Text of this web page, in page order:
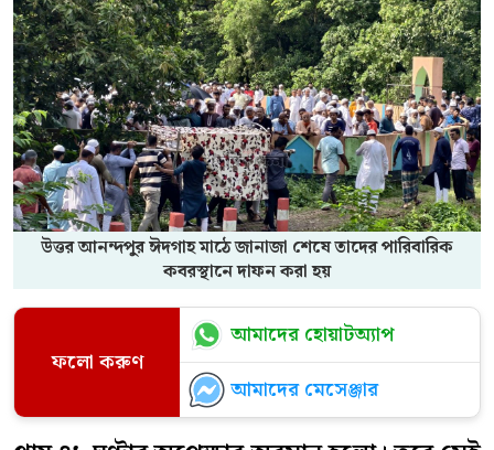
উত্তর আনন্দপুর ঈদগাহ মাঠে জানাজা শেষে তাদের পারিবারিক
কবরস্থানে দাফন করা হয়
ফলো করুণ
আমাদের হোয়াটঅ্যাপ
আমাদের মেসেঞ্জার